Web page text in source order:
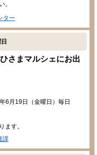
。
ター
さまマルシェにお出
6月19日（金曜日）毎日
す。
課